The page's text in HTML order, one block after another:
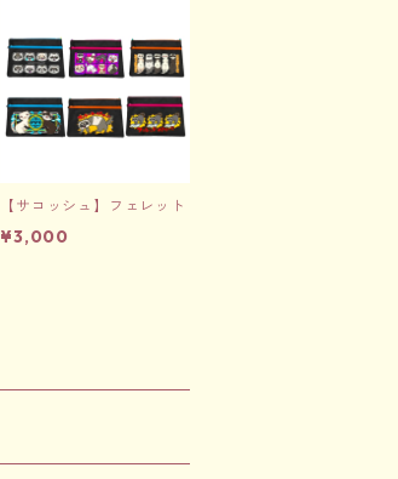
【サコッシュ】フェレット
¥3,000